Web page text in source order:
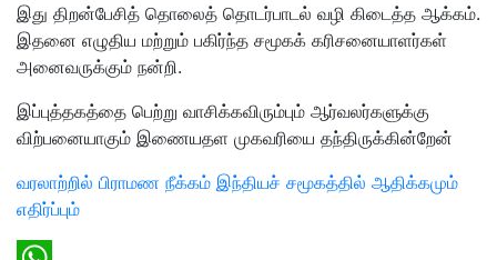
இது திறன்பேசித் தொலைத் தொடர்பாடல் வழி கிடைத்த ஆக்கம்.
இதனை எழுதிய மற்றும் பகிர்ந்த சமூகக் கரிசனையாளர்கள்
அனைவருக்கும் நன்றி.
இப்புத்தகத்தை பெற்று வாசிக்கவிரும்பும் ஆர்வலர்களுக்கு
விற்பனையாகும் இணையதள முகவரியை தந்திருக்கின்றேன்
வரலாற்றில் பிராமண நீக்கம் இந்தியச் சமூகத்தில் ஆதிக்கமும்
எதிர்ப்பும்